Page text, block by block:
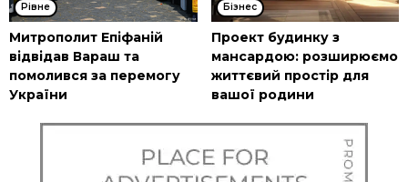
Рівне
Митрополит Епіфаній
відвідав Вараш та
помолився за перемогу
України
Бізнес
Проект будинку з
мансардою: розширюємо
життєвий простір для
вашої родини